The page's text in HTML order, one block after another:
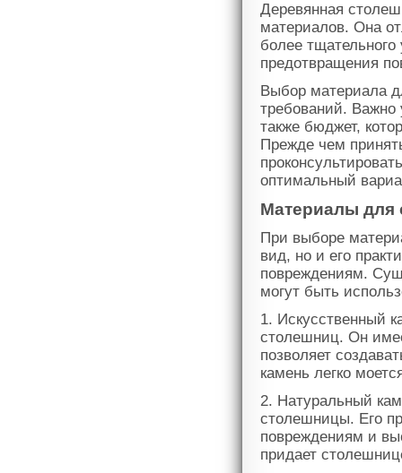
Деревянная
материалов. Она
более
предотвращения
Выбор материала
требований. Важно
также бюджет,
Прежде чем
оптимальный
Материалы для
При выборе
вид, но и его
повреждениям.
могут быть
1. Искусственный
столешниц. Он
позволяет
камень легко
2. Натуральный
столешницы. Его
повреждениям и
придает